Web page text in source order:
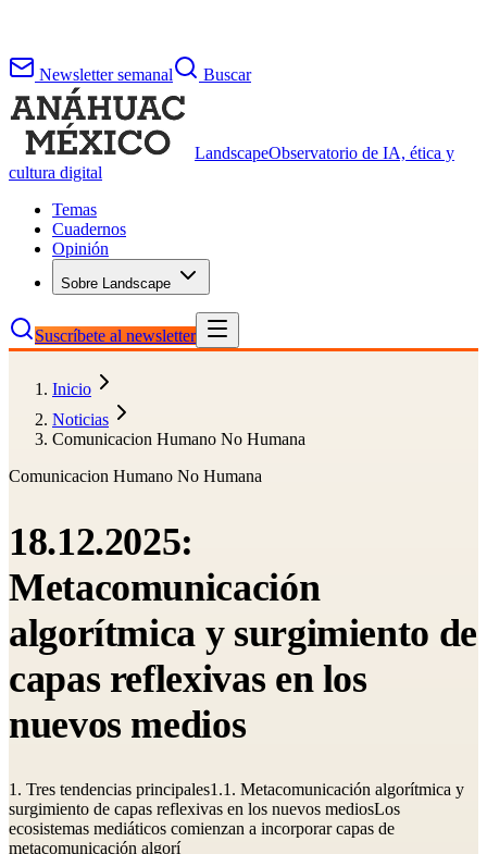
Newsletter semanal Buscar
LandscapeObservatorio de IA, ética y
cultura digital
Temas
Cuadernos
Opinión
Sobre Landscape
Suscríbete al newsletter
Inicio
Noticias
Comunicacion Humano No Humana
Comunicacion Humano No Humana
18.12.2025:
Metacomunicación
algorítmica y surgimiento de
capas reflexivas en los
nuevos medios
1. Tres tendencias principales1.1. Metacomunicación algorítmica y
surgimiento de capas reflexivas en los nuevos mediosLos
ecosistemas mediáticos comienzan a incorporar capas de
metacomunicación algorí